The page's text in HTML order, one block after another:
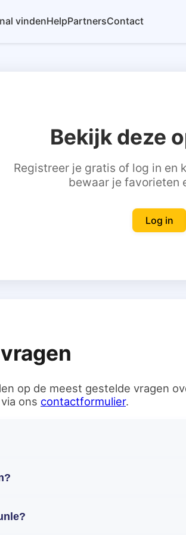
vindenHelpPartnersContact
Bekijk deze
Registreer je gratis of log in
bewaar je favorieten
Log in
op de meest gestelde vragen
ons contactformulier.